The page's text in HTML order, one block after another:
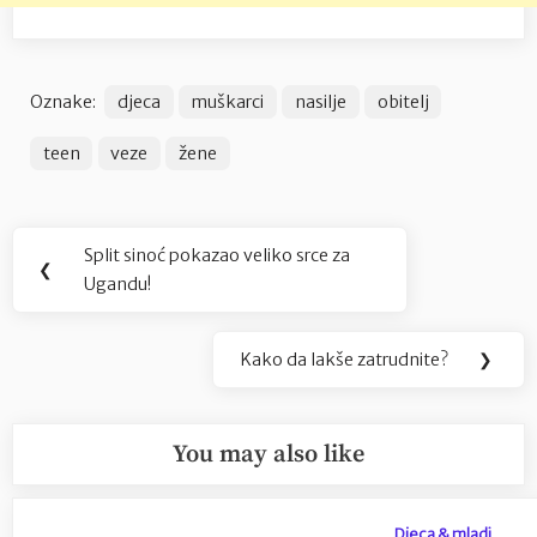
Oznake: djeca muškarci nasilje obitelj
teen veze žene
Navigacija
objava
❮
Previous
Post:
Split sinoć pokazao veliko srce za
Ugandu!
Next
Kako da lakše zatrudnite? ❯
You may also like